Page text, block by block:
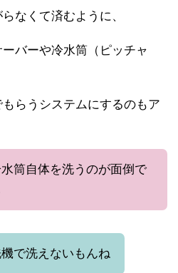
なくて済むように、
バーや冷水筒（ピッチャ
らうシステムにするのもア
筒自体を洗うのが面倒で
で洗えないもんね